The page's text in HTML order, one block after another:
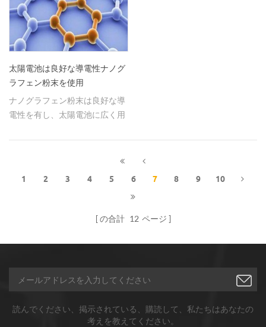
太陽電池は良好な導電性ナノグ
ラフェン粉末を使用
ナノグラフェン粉末は良好な導
電性を有し、太陽電池に広く用
1 2 3 4 5 6 7 8 9 10
の合計 12 ページ
読んでください、掲示されている、購読して、私たちはあなたの
考えを教えてください。